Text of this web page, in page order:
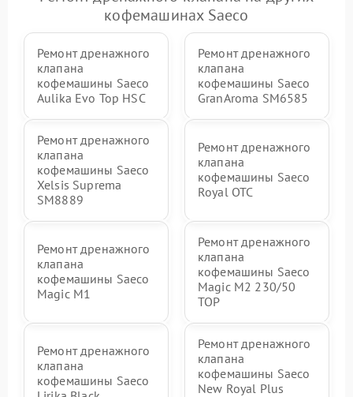
кофемашинах Saeco
Ремонт дренажного
клапана
кофемашины Saeco
Aulika Evo Top HSC
Ремонт дренажного
клапана
кофемашины Saeco
GranAroma SM6585
Ремонт дренажного
клапана
кофемашины Saeco
Xelsis Suprema
SM8889
Ремонт дренажного
клапана
кофемашины Saeco
Royal OTC
Ремонт дренажного
клапана
кофемашины Saeco
Magic M1
Ремонт дренажного
клапана
кофемашины Saeco
Magic M2 230/50
TOP
Ремонт дренажного
клапана
кофемашины Saeco
Ремонт дренажного
клапана
кофемашины Saeco
New Royal Plus